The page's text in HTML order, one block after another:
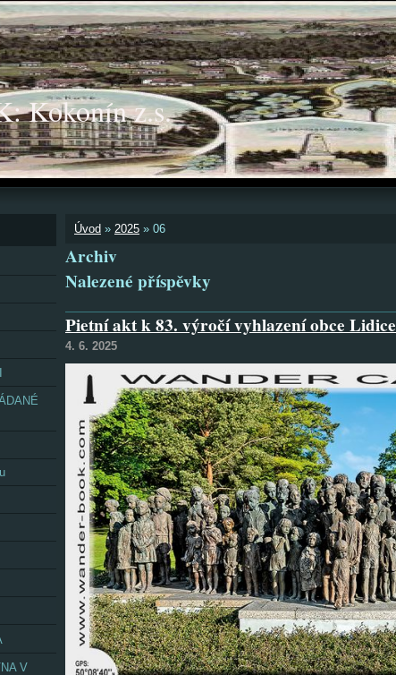
Kokonín z.s.
Úvod » 2025 » 06
Archiv
Nalezené příspěvky
Pietní akt k 83. výročí vyhlazení obce Lidice
4. 6. 2025
V